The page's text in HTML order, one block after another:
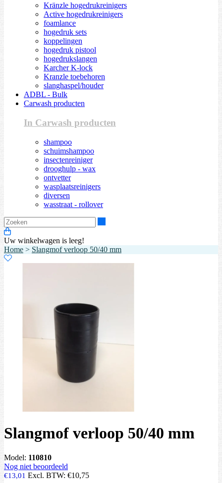
Kränzle hogedrukreinigers
Active hogedrukreinigers
foamlance
hogedruk sets
koppelingen
hogedruk pistool
hogedrukslangen
Karcher K-lock
Kranzle toebehoren
slanghaspel/houder
ADBL - Bulk
Carwash producten
In Carwash producten
shampoo
schuimshampoo
insectenreiniger
drooghulp - wax
ontvetter
wasplaatsreinigers
diversen
wasstraat - rollover
Uw winkelwagen is leeg!
Home > Slangmof verloop 50/40 mm
Slangmof verloop 50/40 mm
Model: 110810
Nog niet beoordeeld
€13,01 Excl. BTW: €10,75